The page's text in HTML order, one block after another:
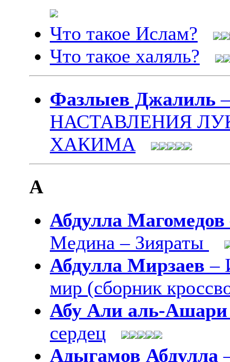
Что такое Ислам?
Что такое халяль?
Фазлыев Джалиль–
НАСТАВЛЕНИЯ
ХАКИМА
А
Абдулла Магомедов
Медина – Зияраты
Абдулла Мирзаев –
мир (сборник
Абу Али аль-Ашари
сердец
Адыгамов Абдулла